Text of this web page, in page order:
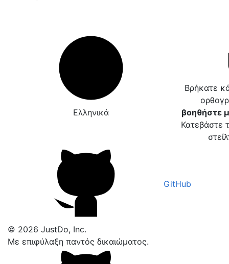
Ελληνικά
Βρήκατε
βοηθήστε
Κατεβάστε
GitHub
© 2026 JustDo, Inc.
Με επιφύλαξη παντός δικαιώματος.